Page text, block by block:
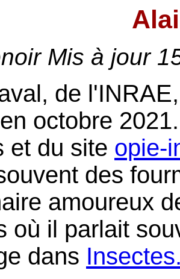
Mis à jour
de
octobre
et du site opie-
des
amoureux
où il parlait
dans